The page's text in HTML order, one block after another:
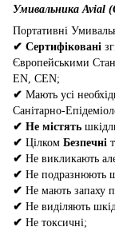
Умивальника Avial
Портативні
✔ Сертифіковані
Європейськими
EN, CEN;
✔ Мають усі
Санітарно-
✔ Не містять
✔ Цілком Безпечні
✔ Не викликають
✔ Не подразнюють
✔ Не мають запаху
✔ Не виділяють
✔ Не токсичні;